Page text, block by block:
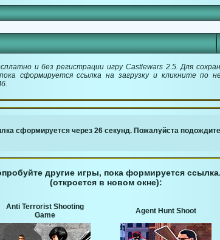
и без регистрации игру Castlewars 2.5. Для
сформируется ссылка на загрузку и кликните по
сформируется через 25 секунд. Пожалуйста
другие игры, пока формируется ссылка.
(откроется в новом окне):
Anti Terrorist Shooting
Game
Agent Hunt Shoot